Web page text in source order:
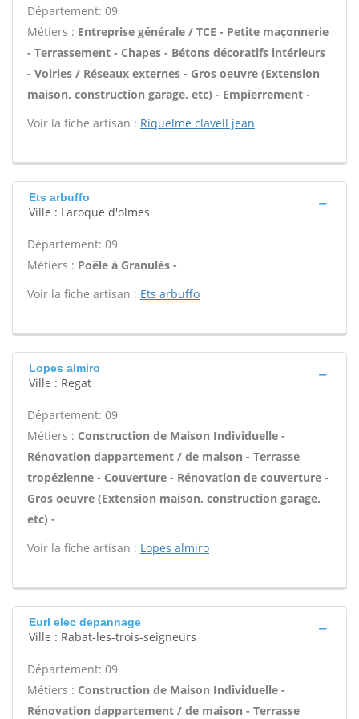
Département: 09
Métiers : Entreprise générale / TCE - Petite maçonnerie
- Terrassement - Chapes - Bétons décoratifs intérieurs
- Voiries / Réseaux externes - Gros oeuvre (Extension
maison, construction garage, etc) - Empierrement -
Voir la fiche artisan : Riquelme clavell jean
Ets arbuffo
Ville : Laroque d'olmes
Département: 09
Métiers : Poêle à Granulés -
Voir la fiche artisan : Ets arbuffo
Lopes almiro
Ville : Regat
Département: 09
Métiers : Construction de Maison Individuelle -
Rénovation dappartement / de maison - Terrasse
tropézienne - Couverture - Rénovation de couverture -
Gros oeuvre (Extension maison, construction garage,
etc) -
Voir la fiche artisan : Lopes almiro
Eurl elec depannage
Ville : Rabat-les-trois-seigneurs
Département: 09
Métiers : Construction de Maison Individuelle -
Rénovation dappartement / de maison - Terrasse